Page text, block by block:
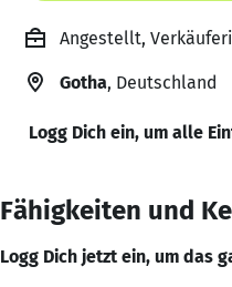
Angestellt,
Gotha, Deutschland
Logg Dich ein, um alle
Fähigkeiten und
Logg Dich jetzt ein, um das